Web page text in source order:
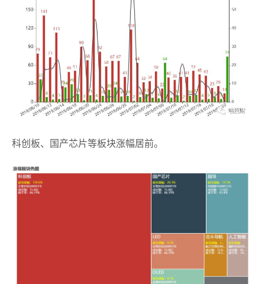
科创板、国产芯片等板块涨幅居前。